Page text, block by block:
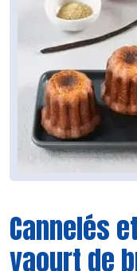
Cannelés
yaourt de